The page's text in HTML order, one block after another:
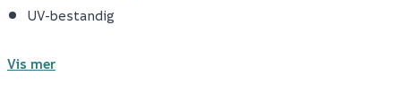
UV-bestandig
Vis mer